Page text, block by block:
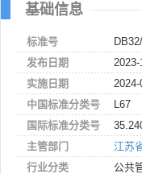
基础信息
标准号
发布日期
2023-
实施日期
2024-
中国标准分类号
L67
国际标准分类号
主管部门
江苏
行业分类
公共